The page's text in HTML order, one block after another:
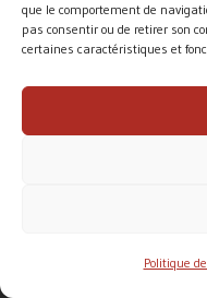
que le comportement de
pas consentir ou de retirer son
certaines caractéristiques et
Politique
aucune
Le diocèse de